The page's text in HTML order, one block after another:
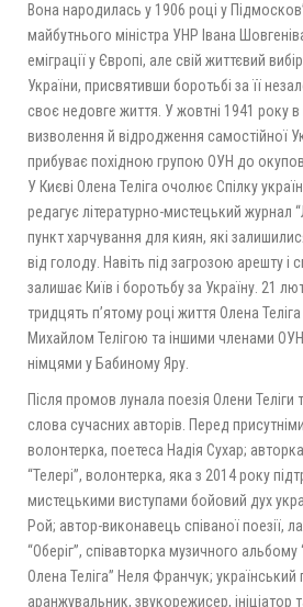
Вона народилась у 1906 році у
майбутнього міністра УНР Івана
еміграції у Європі, але свій життєвий
України, присвятивши боротьбі за її
своє недовге життя. У жовтні 1941 року в
визволення й відродження самостійної
прибуває похідною групою ОУН до
У Києві Олена Теліга очолює Спілку
редагує літературно-мистецький журнал
пункт харчування для киян, які
від голоду. Навіть під загрозою арешту і
залишає Київ і боротьбу за Україну. 21
тридцять п’ятому році життя Олена
Михайлом Телігою та іншими членами ОУН
німцями у Бабиному Яру.
Після промов лунала поезія Олени Теліги
слова сучасних авторів. Перед
волонтерка, поетеса Надія Сухар; авторка
“Телері”, волонтерка, яка з 2014 року
мистецькими виступами бойовий дух
Рой; автор-виконавець співаної поезії,
“Оберіг”, співавторка музичного
Олена Теліга” Неля Франчук; український
аранжувальник, звукорежисер, ініціатор